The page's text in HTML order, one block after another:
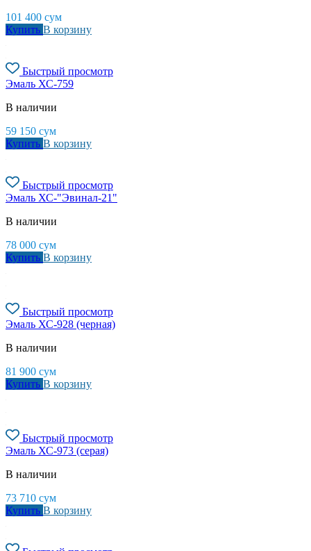
101 400 сум
Купить В корзину
Быстрый просмотр
Эмаль ХС-759
В наличии
59 150 сум
Купить В корзину
Быстрый просмотр
Эмаль ХС-"Эвинал-21"
В наличии
78 000 сум
Купить В корзину
Быстрый просмотр
Эмаль ХС-928 (черная)
В наличии
81 900 сум
Купить В корзину
Быстрый просмотр
Эмаль ХС-973 (серая)
В наличии
73 710 сум
Купить В корзину